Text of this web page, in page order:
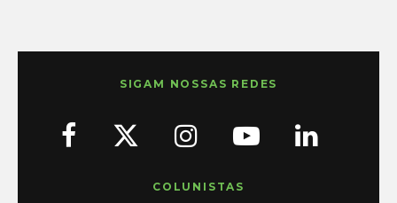
SIGAM NOSSAS REDES
COLUNISTAS